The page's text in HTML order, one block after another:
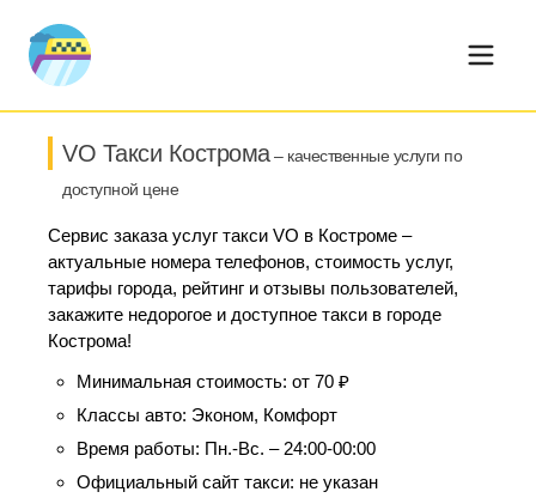
VO Такси Кострома– качественные услуги по
доступной цене
Сервис заказа услуг такси VO в Костроме –
актуальные номера телефонов, стоимость услуг,
тарифы города, рейтинг и отзывы пользователей,
закажите недорогое и доступное такси в городе
Кострома!
Минимальная стоимость: от 70 ₽
Классы авто: Эконом, Комфорт
Время работы: Пн.-Вс. – 24:00-00:00
Официальный сайт такси: не указан